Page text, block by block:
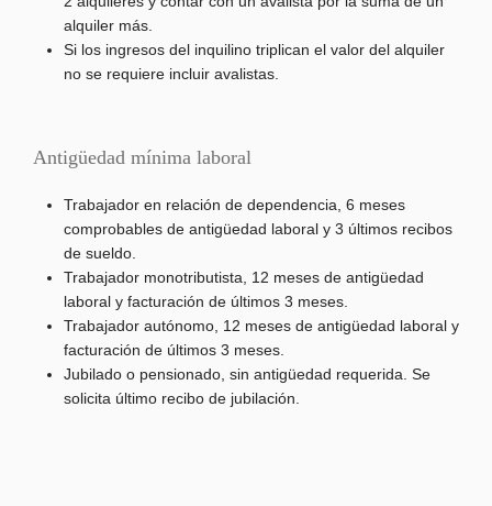
alquiler más.
Si los ingresos del inquilino triplican el valor del alquiler
no se requiere incluir avalistas.
Antigüedad mínima laboral
Trabajador en relación de dependencia, 6 meses
comprobables de antigüedad laboral y 3 últimos recibos
de sueldo.
Trabajador monotributista, 12 meses de antigüedad
laboral y facturación de últimos 3 meses.
Trabajador autónomo, 12 meses de antigüedad laboral y
facturación de últimos 3 meses.
Jubilado o pensionado, sin antigüedad requerida. Se
solicita último recibo de jubilación.